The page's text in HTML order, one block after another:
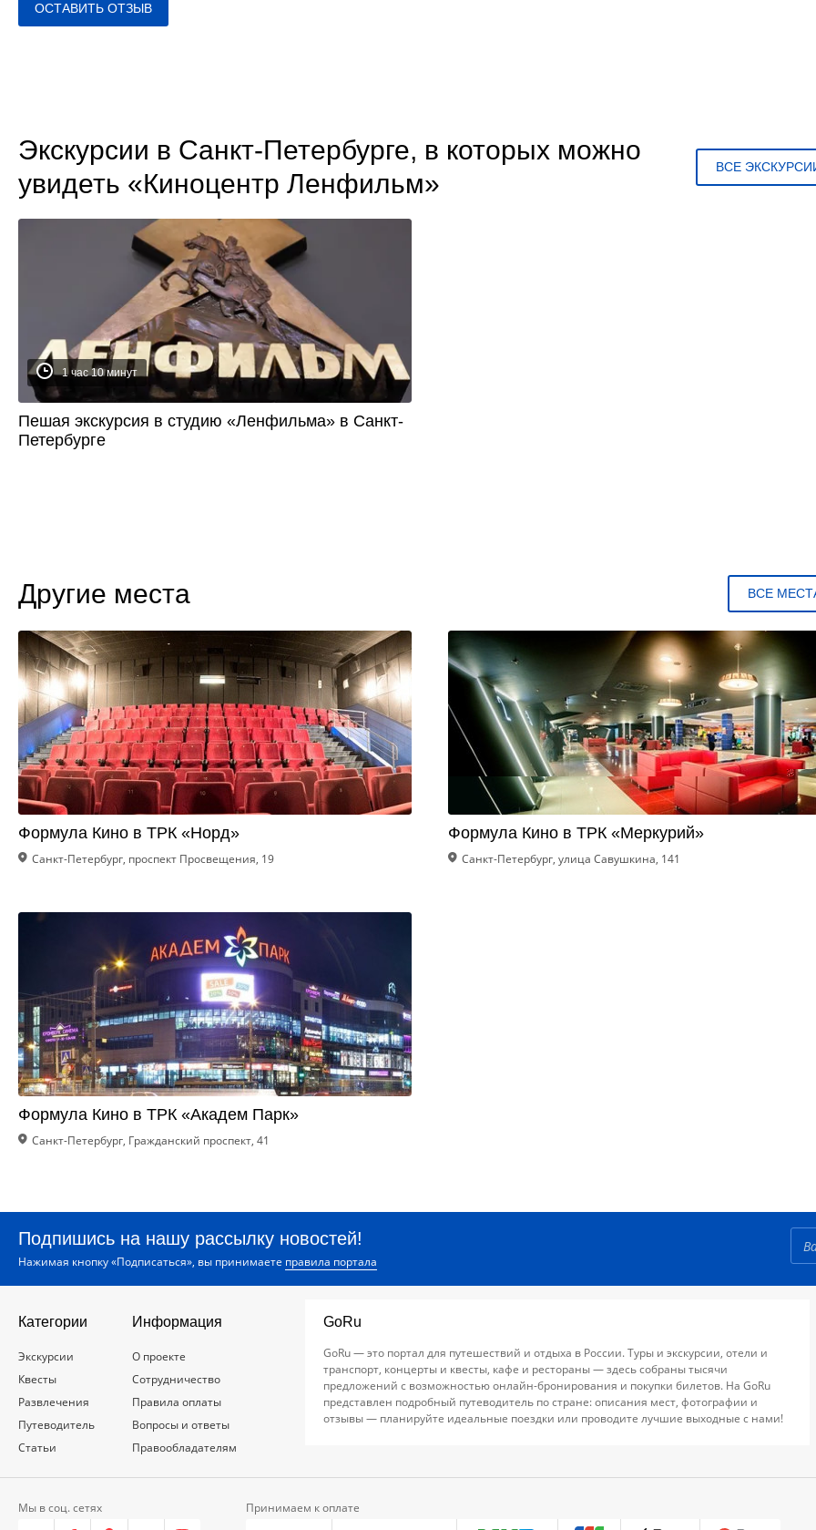
ОСТАВИТЬ ОТЗЫВ
Экскурсии в Санкт-Петербурге, в которых можно
увидеть «Киноцентр Ленфильм»
ВСЕ
1 час 10 минут
Пешая экскурсия в студию «Ленфильма» в Санкт-
Петербурге
Другие места ВСЕ
Формула Кино в ТРК «Норд»
Санкт-Петербург, проспект Просвещения, 19
Формула Кино в ТРК «Меркурий»
Санкт-Петербург, улица Савушкина, 141
Формула Кино в ТРК «Академ Парк»
Санкт-Петербург, Гражданский проспект, 41
Подпишись на нашу рассылку новостей!
Нажимая кнопку «Подписаться», вы принимаете правила портала
Категории
Экскурсии
Квесты
Развлечения
Путеводитель
Статьи
Информация
О проекте
Сотрудничество
Правила оплаты
Вопросы и ответы
Правообладателям
GoRu
GoRu — это портал для путешествий и отдыха в России. Туры и экскурсии, отели и
транспорт, концерты и квесты, кафе и рестораны — здесь собраны тысячи
предложений с возможностью онлайн-бронирования и покупки билетов. На GoRu
представлен подробный путеводитель по стране: описания мест, фотографии и
отзывы — планируйте идеальные поездки или проводите лучшие выходные с нами!
Мы в соц. сетях Принимаем к оплате